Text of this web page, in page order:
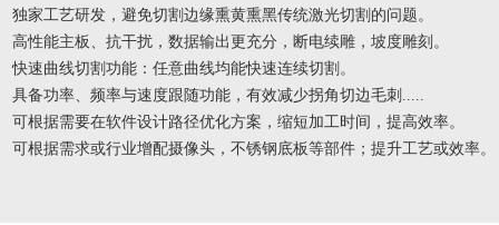
独家工艺研发，避免切割边缘熏黄熏黑传统激光切割的问题。
高性能主板、抗干扰，数据输出更充分，断电续雕，坡度雕刻。
快速曲线切割功能：任意曲线均能快速连续切割。
具备功率、频率与速度跟随功能，有效减少拐角切边毛刺.....
可根据需要在软件设计路径优化方案，缩短加工时间，提高效率。
可根据需求或行业增配摄像头，不锈钢底板等部件；提升工艺或效率。